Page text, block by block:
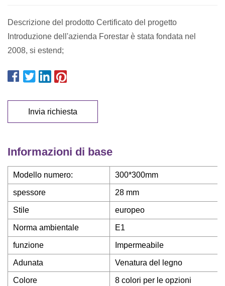
Descrizione del prodotto Certificato del progetto
Introduzione dell'azienda Forestar è stata fondata nel
2008, si estend;
Invia richiesta
Informazioni di base
Modello numero: 300*300mm
spessore 28 mm
Stile europeo
Norma ambientale E1
funzione Impermeabile
Adunata Venatura del legno
Colore 8 colori per le opzioni